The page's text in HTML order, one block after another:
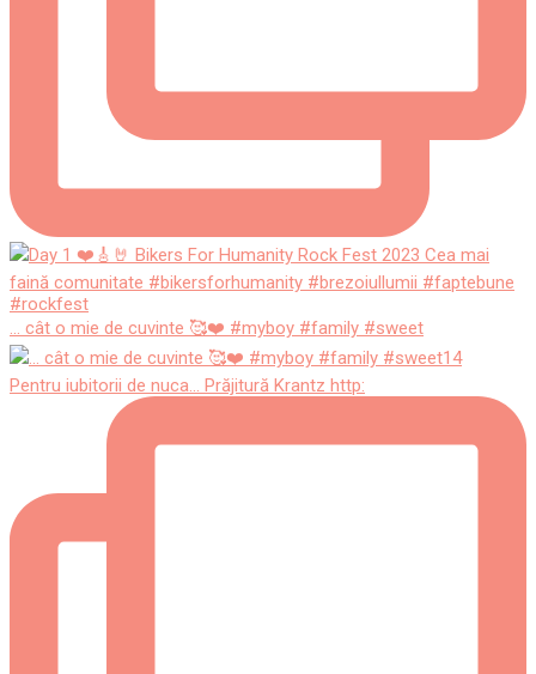
... cât o mie de cuvinte 🥰❤️ #myboy #family #sweet
Pentru iubitorii de nuca... Prăjitură Krantz http: